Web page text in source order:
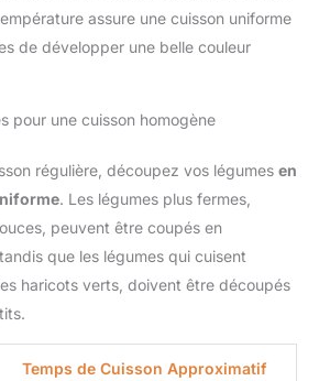
assure une cuisson uniforme
de développer une belle couleur
pour une cuisson homogène
régulière, découpez vos légumes en
. Les légumes plus fermes,
peuvent être coupés en
que les légumes qui cuisent
haricots verts, doivent être découpés
Temps de Cuisson Approximatif